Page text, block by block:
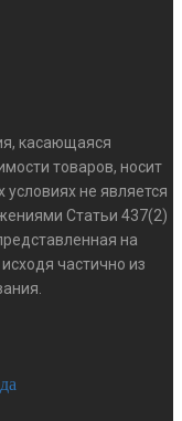
касающаяся
товаров, носит
не является
Статьи 437(2)
на
частично из